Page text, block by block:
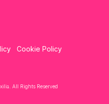
Cookie Policy
All Rights Reserved